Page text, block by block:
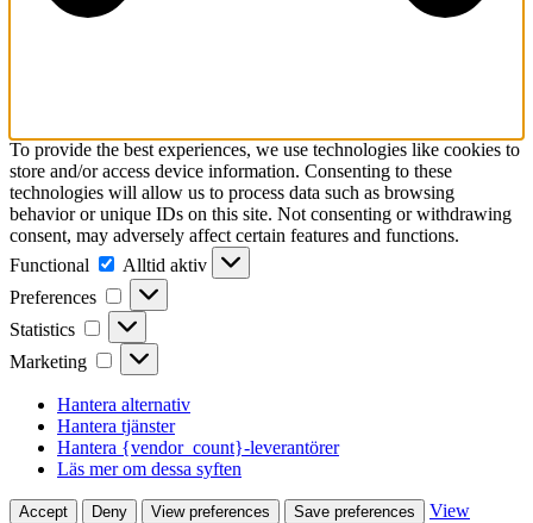
To provide the best experiences, we use technologies like cookies to
store and/or access device information. Consenting to these
technologies will allow us to process data such as browsing
behavior or unique IDs on this site. Not consenting or withdrawing
consent, may adversely affect certain features and functions.
Functional
Functional
Alltid aktiv
Preferences
Preferences
Statistics Statistics
Marketing Marketing
Hantera alternativ
Hantera tjänster
Hantera {vendor_count}-leverantörer
Läs mer om dessa syften
Accept Deny View preferences Save preferences
View